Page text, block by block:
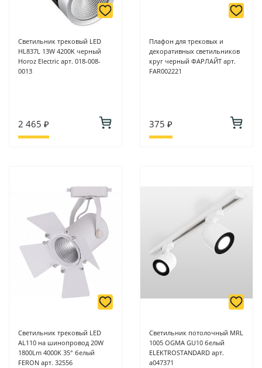
Светильник трековый LED
HL837L 13W 4200K черный
Horoz Electric арт. 018-008-
0013
2 465 ₽
Плафон для трековых и
декоративных светильников
круг черный ФАРЛАЙТ арт.
FAR002221
375 ₽
Светильник трековый LED
AL110 на шинопровод 20W
1800Lm 4000K 35° белый
FERON арт. 32556
Светильник потолочный MRL
1005 OGMA GU10 белый
ELEKTROSTANDARD арт.
a047371